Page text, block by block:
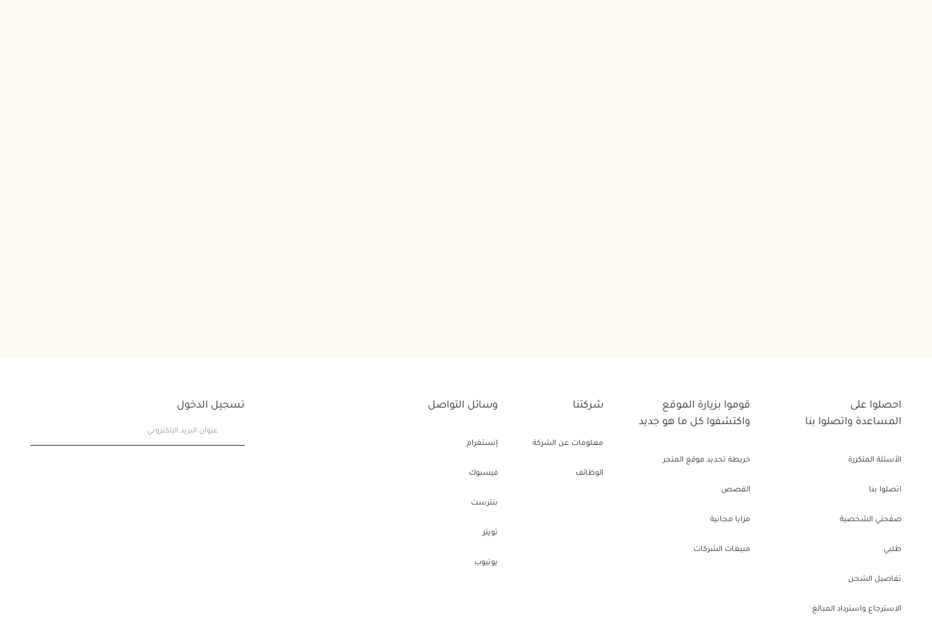
تسجيل الدخول
احصلوا على
المساعدة واتصلوا بنا
الأسئلة المتكررة
اتصلوا بنا
صفحتي الشخصية
طلبي
تفاصيل الشحن
الاسترجاع واسترداد المبالغ
قوموا بزيارة الموقع
واكتشفوا كل ما هو جديد
خريطة تحديد موقع المتجر
القصص
مزايا مجانية
مبيعات الشركات
شركتنا
معلومات عن الشركة
الوظائف
وسائل التواصل
إنستغرام
فيسبوك
بنترست
تويتر
يوتيوب